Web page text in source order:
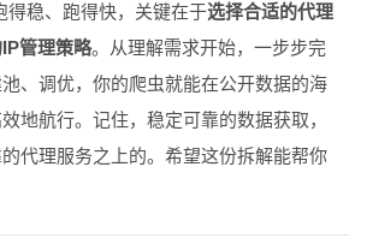
得稳、跑得快，关键在于选择合适的代理
管理策略。从理解需求开始，一步步完
、调优，你的爬虫就能在公开数据的海
地航行。记住，稳定可靠的数据获取，
代理服务之上的。希望这份拆解能帮你